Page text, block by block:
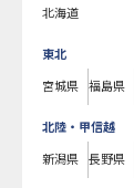
北海道
東北
宮城県 福島県
北陸・甲信越
新潟県 長野県